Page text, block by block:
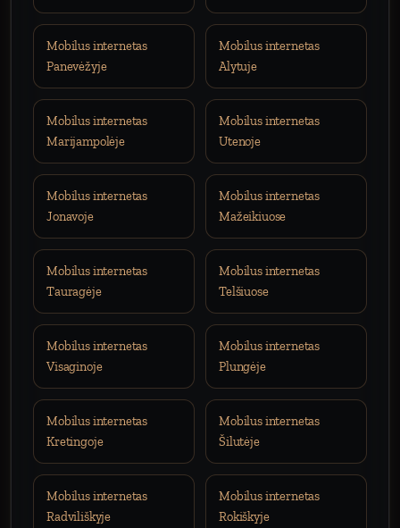
Mobilus internetas
Panevėžyje
Mobilus internetas
Alytuje
Mobilus internetas
Marijampolėje
Mobilus internetas
Utenoje
Mobilus internetas
Jonavoje
Mobilus internetas
Mažeikiuose
Mobilus internetas
Tauragėje
Mobilus internetas
Telšiuose
Mobilus internetas
Visaginoje
Mobilus internetas
Plungėje
Mobilus internetas
Kretingoje
Mobilus internetas
Šilutėje
Mobilus internetas
Radviliškyje
Mobilus internetas
Rokiškyje